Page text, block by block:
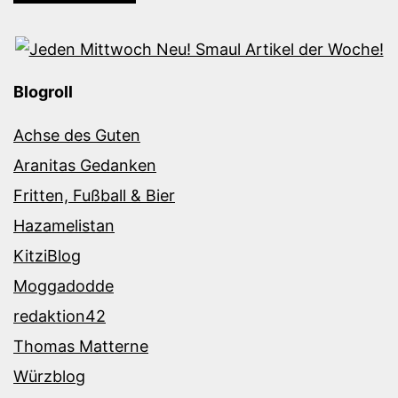
Blogroll
Achse des Guten
Aranitas Gedanken
Fritten, Fußball & Bier
Hazamelistan
KitziBlog
Moggadodde
redaktion42
Thomas Matterne
Würzblog